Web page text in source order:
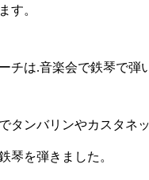
す。
チは.音楽会で鉄琴で弾
タンバリンやカスタネ
琴を弾きました。